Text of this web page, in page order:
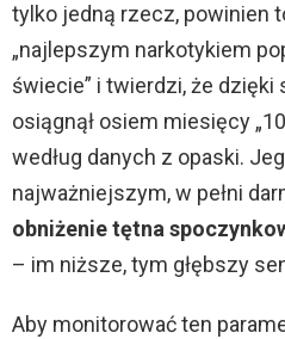
tylko jedną rzecz, powinien
„najlepszym narkotykiem
świecie” i twierdzi, że dzięki
osiągnął osiem miesięcy
według danych z opaski.
najważniejszym, w pełni
obniżenie tętna
– im niższe, tym głębszy
Aby monitorować ten